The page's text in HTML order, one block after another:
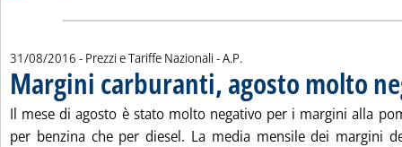
31/08/2016 - Prezzi e Tariffe Nazionali -di:
A.P.
Margini carburanti, agosto molto
. Pubblicata mercoledì 31 agosto 2016 alle 12.41.
Il mese di agosto è stato molto negativo per i margini alla
per benzina che per diesel. La media mensile dei margini